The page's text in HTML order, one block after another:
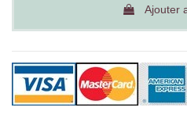
Ajouter